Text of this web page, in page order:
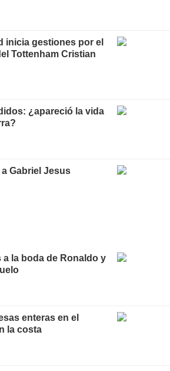
inicia gestiones por el
Tottenham Cristian
¿apareció la vida
Gabriel Jesus
a la boda de Ronaldo y
enteras en el
la costa